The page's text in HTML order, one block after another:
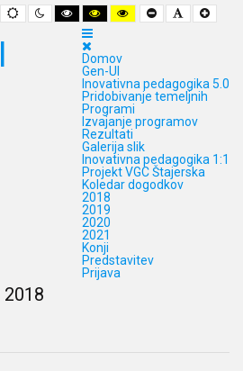
Default
mode
Night
mode
High
Contrast
Black
White
mode
High
Contrast
mode
High
Contrast
Set
SmallerDefault
Set
Larger
Domov
Gen-UI
Inovativna pedagogika 5.0
Pridobivanje temeljnih
Programi
Izvajanje programov
Rezultati
Galerija slik
Inovativna pedagogika 1:1
Projekt VGC Štajerska
Koledar dogodkov
2018
2019
2020
2021
Konji
Predstavitev
Prijava